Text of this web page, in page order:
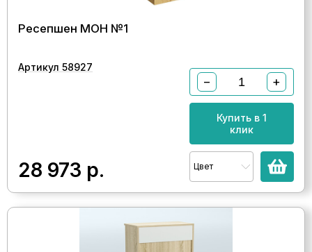
Ресепшен МОН №1
Артикул 58927
28 973 р.
− +
Купить в 1
клик
Цвет